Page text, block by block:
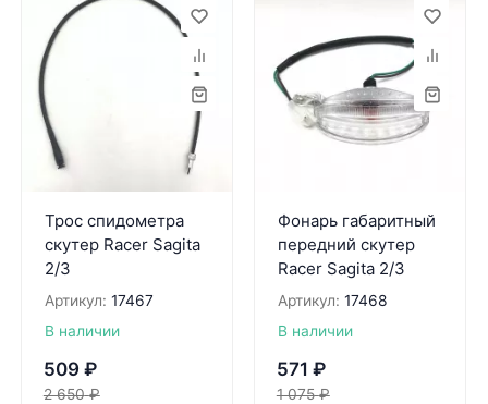
Трос спидометра
скутер Racer Sagita
2/3
Артикул: 17467
В наличии
509 ₽
2 650 ₽
Фонарь габаритный
передний скутер
Racer Sagita 2/3
Артикул: 17468
В наличии
571 ₽
1 075 ₽